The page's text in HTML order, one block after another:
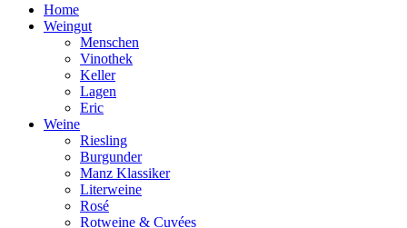
Home
Weingut
Menschen
Vinothek
Keller
Lagen
Eric
Weine
Riesling
Burgunder
Manz Klassiker
Literweine
Rosé
Rotweine & Cuvées